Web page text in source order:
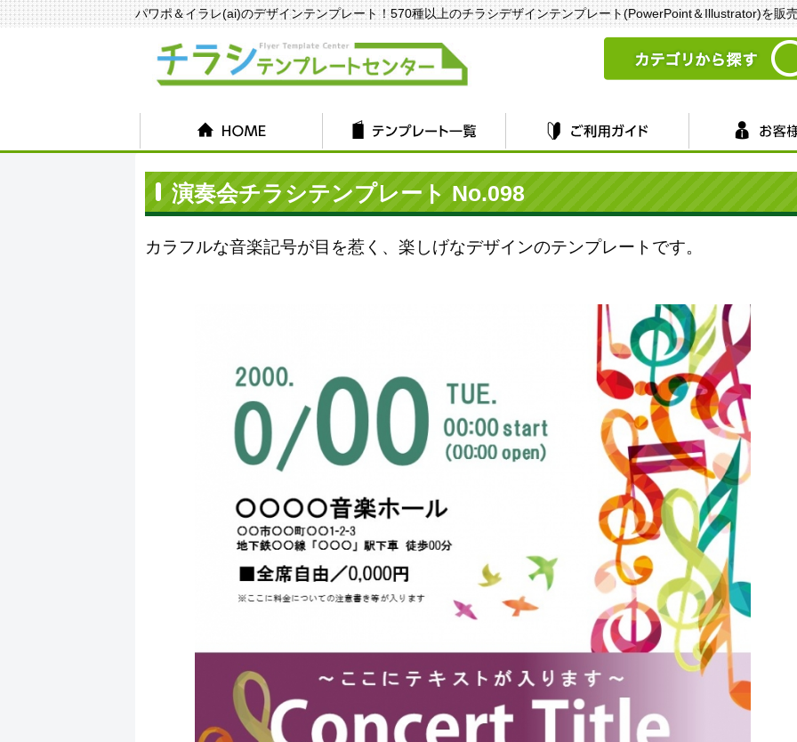
パワポ＆イラレ(ai)のデザインテンプレート！570種以上のチラシデザインテンプレート(PowerPoint＆Illustrator)を販
演奏会チラシテンプレート No.098
カラフルな音楽記号が目を惹く、楽しげなデザインのテンプレートです。